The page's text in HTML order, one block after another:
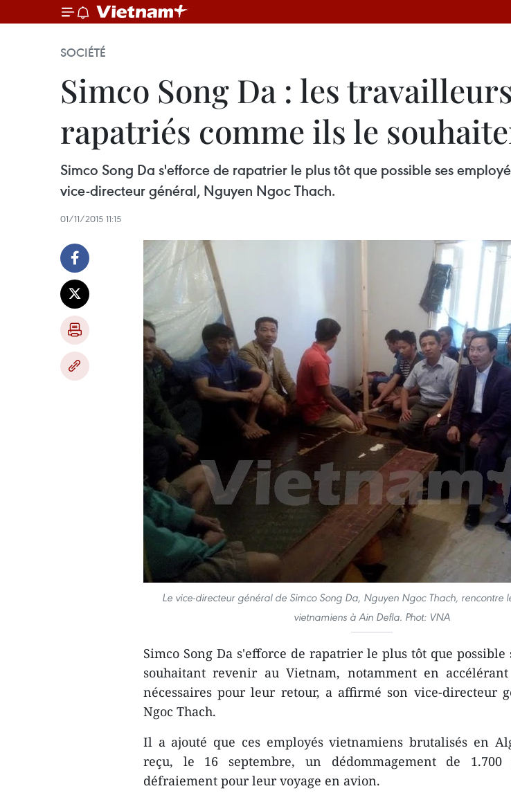
SOCIÉTÉ
Simco Song Da : les
rapatriés comme ils le
Simco Song Da s'efforce de rapatrier le plus tôt que possible ses
vice-directeur général, Nguyen Ngoc Thach.
01/11/2015 11:15
Le vice-directeur général de Simco Song Da, Nguyen Ngoc Thach, rencontre
vietnamiens à Ain Defla. Phot: VNA
Simco Song Da s'efforce de rapatrier le plus tôt que
souhaitant revenir au Vietnam, notamment ​en
nécessaires pour leur ​retour, a affirmé son vice-directeur
Ngoc Thach.
Il a ajouté que ces ​employés vietnamiens brutalisés en
reçu, le 16 septembre, un dédommagement de
défraiement pour leur voyage en avion.